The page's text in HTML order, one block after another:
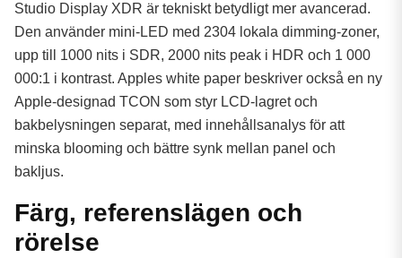
Studio Display XDR är tekniskt betydligt mer avancerad.
Den använder mini-LED med 2304 lokala dimming-zoner,
upp till 1000 nits i SDR, 2000 nits peak i HDR och 1 000
000:1 i kontrast. Apples white paper beskriver också en ny
Apple-designad TCON som styr LCD-lagret och
bakbelysningen separat, med innehållsanalys för att
minska blooming och bättre synk mellan panel och
bakljus.
Färg, referenslägen och
rörelse